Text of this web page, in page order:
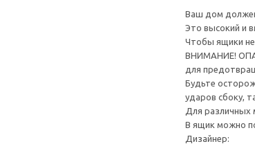
Ваш дом должен
Это высокий и
Чтобы ящики
ВНИМАНИЕ!
для
Будьте
ударов сбоку,
Для различных
В ящик можно
Дизайнер: